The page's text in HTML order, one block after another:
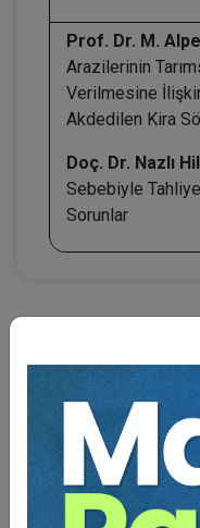
Prof. Dr. M.
Arazilerinin
Verilmesine
Akdedilen Kira
Doç. Dr. Nazlı
Sebebiyle
Sorunlar
Video Eğitim